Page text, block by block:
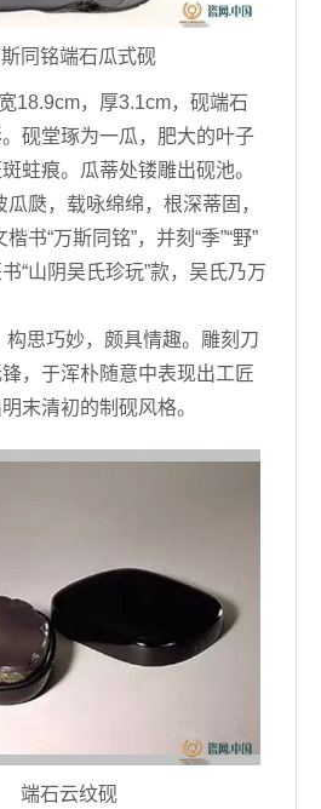
同铭端石瓜式砚
，厚3.1cm，砚端石
砚堂琢为一瓜，肥大的叶子
蛀痕。瓜蒂处镂雕出砚池。
瓞，载咏绵绵，根深蒂固，
书“万斯同铭”，并刻“季”“野”
“山阴吴氏珍玩”款，吴氏乃万
巧妙，颇具情趣。雕刻刀
，于浑朴随意中表现出工匠
末清初的制砚风格。
端石云纹砚